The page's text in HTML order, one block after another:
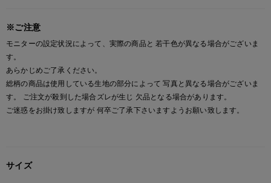
※ご注意
モニターの設定状況によって、実際の商品と 若干色が異なる場合がございま
す。
あらかじめご了承ください。
総柄の商品は使用している生地の部分によって 写真と異なる場合がございま
す。 ご注文が殺到した場合ズレが生じ 欠品となる場合があります。
ご迷惑をお掛け致しますが 何卒ご了承下さいますようお願い致します。
サイズ